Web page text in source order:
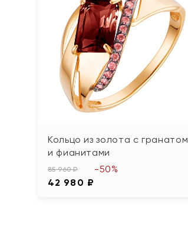
Кольцо из золота с гранатом
и фианитами
85 960 ₽
42 980 ₽
-50%